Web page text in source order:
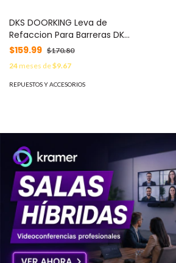
DKS DOORKING Leva de
Refaccion Para Barreras DKS
1601 / Cam 1.1/4() 1702-503
$159.99 $170.80
24meses de$9.67
REPUESTOS Y ACCESORIOS